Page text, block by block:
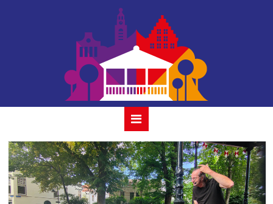
07-stroopwafels
28 augustus 2022